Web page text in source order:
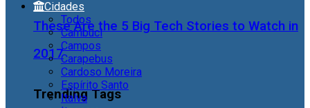
These Are the 5 Big Tech Stories to Watch in
2017
Trending Tags
Cidades
Todos
Cambuci
Campos
Carapebus
Cardoso Moreira
Espírito Santo
Italva